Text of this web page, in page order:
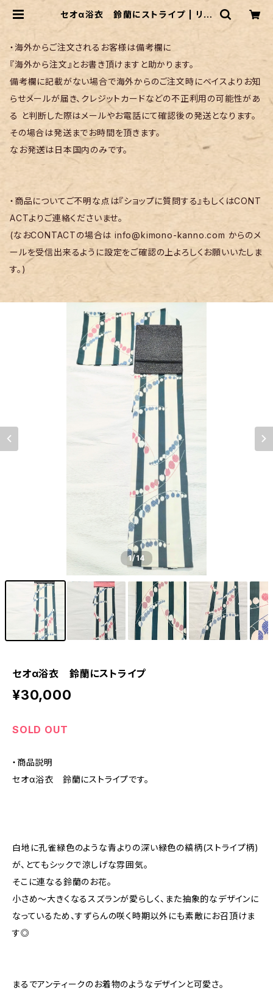
セオα浴衣 鈴蘭にストライプ | リサ
・海外からご注文されるお客様は備考欄に
『海外から注文』とお書き頂けますと助かります。
備考欄に記載がない場合で海外からのご注文時にベイスよりお知
らせメールが届き、クレジットカードなどの不正利用の可能性があ
る と判断した際はメールやお電話にて確認後の発送となります。
その場合は発送までお時間を頂きます。
なお発送は日本国内のみです。
・商品についてご不明な点は『ショップに質問する』もしくはCONT
ACTよりご連絡くださいませ。
(なおCONTACTの場合はinfo@kimono-kanno.com からのメ
ールを受信出来るように設定をご確認の上よろしくお願いいたしま
す。)
1/14
セオα浴衣 鈴蘭にストライプ
¥30,000
SOLD OUT
・商品説明
セオα浴衣 鈴蘭にストライプです。
白地に孔雀緑色のような青よりの深い緑色の縞柄(ストライプ柄)
が、とてもシックで涼しげな雰囲気。
そこに連なる鈴蘭のお花。
小さめ〜大きくなるスズランが愛らしく、また抽象的なデザインに
なっているため、すずらんの咲く時期以外にも素敵にお召頂けま
す◎
まるでアンティークのお着物のようなデザインと可愛さ。